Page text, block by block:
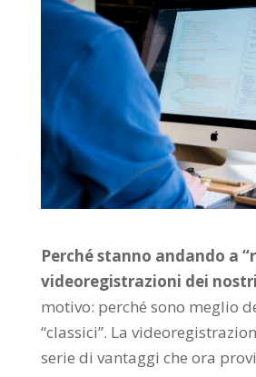
Perché stanno andando a
videoregistrazioni dei
motivo: perché sono meglio
“classici”. La
serie di vantaggi che ora